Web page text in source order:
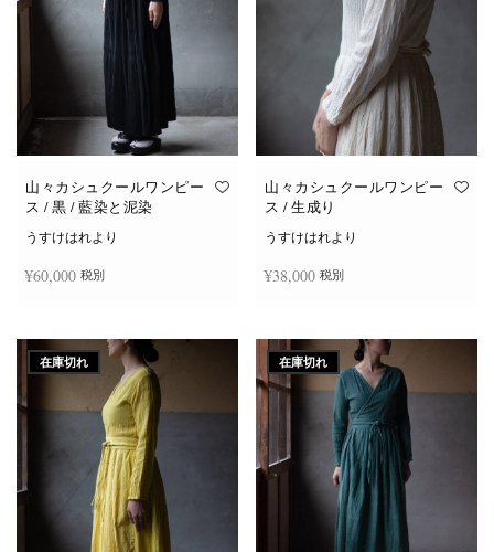
山々カシュクールワンピー
ス / 黒 / 藍染と泥染
うすけはれより
¥60,000 税別
山々カシュクールワンピー
ス / 生成り
うすけはれより
¥38,000 税別
在庫切れ 在庫切れ